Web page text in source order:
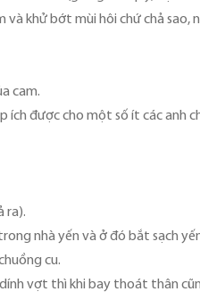
và khử bớt mùi hôi chứ chả sao,
cam.
ích được cho một số ít các anh
ra).
nhà yến và ở đó bắt sạch
cu.
vợt thì khi bay thoát thân